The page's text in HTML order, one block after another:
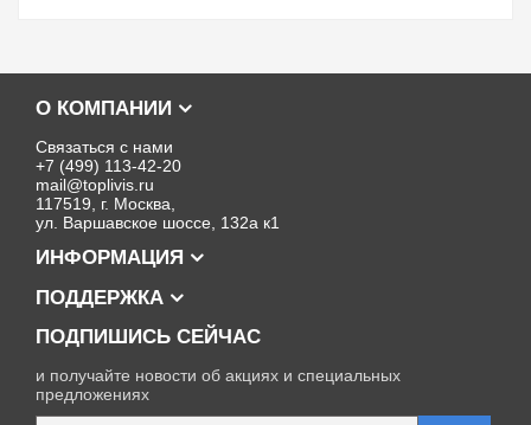
О КОМПАНИИ
Связаться с нами
+7 (499) 113-42-20
mail@toplivis.ru
117519, г. Москва,
ул. Варшавское шоссе, 132а к1
ИНФОРМАЦИЯ
ПОДДЕРЖКА
ПОДПИШИСЬ СЕЙЧАС
и получайте новости об акциях и специальных
предложениях